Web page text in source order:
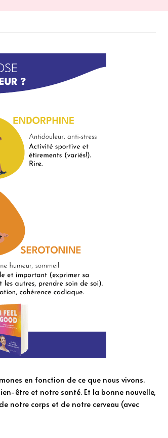
en fonction de ce que nous vivons.
être et notre santé. Et la bonne nouvelle,
notre corps et de notre cerveau (avec